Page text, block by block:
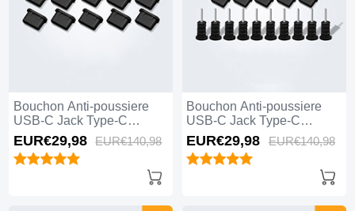
Bouchon Anti-poussiere
USB-C Jack Type-C
Universel 10PCS H01 pour
Apple iPhone 15 Pro Noir
EUR€29,98 EUR€140,98
Bouchon Anti-poussiere
USB-C Jack Type-C
Universel 10PCS pour
Apple iPhone 15 Pro Noir
EUR€29,98 EUR€140,98